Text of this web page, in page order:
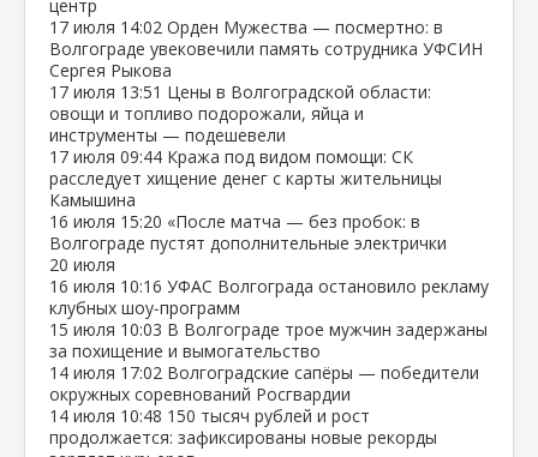
центр
17 июля 14:02 Орден Мужества — посмертно: в
Волгограде увековечили память сотрудника УФСИН
Сергея Рыкова
17 июля 13:51 Цены в Волгоградской области:
овощи и топливо подорожали, яйца и
инструменты — подешевели
17 июля 09:44 Кража под видом помощи: СК
расследует хищение денег с карты жительницы
Камышина
16 июля 15:20 «После матча — без пробок: в
Волгограде пустят дополнительные электрички
20 июля
16 июля 10:16 УФАС Волгограда остановило рекламу
клубных шоу‑программ
15 июля 10:03 В Волгограде трое мужчин задержаны
за похищение и вымогательство
14 июля 17:02 Волгоградские сапёры — победители
окружных соревнований Росгвардии
14 июля 10:48 150 тысяч рублей и рост
продолжается: зафиксированы новые рекорды